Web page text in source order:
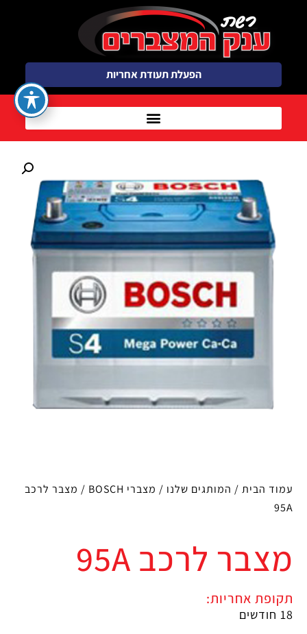
הפעלת תעודת אחריות
עמוד הבית / המותגים שלנו / מצברי BOSCH
/ מצבר לרכב
95A
מצבר לרכב 95A
תקופת אחריות:
18 חודשים